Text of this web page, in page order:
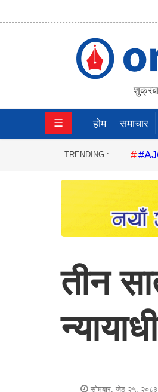
बैंक/
☰ होम समाचार
TRENDING :
तीन
सोमबार, जेठ २५, २०८३